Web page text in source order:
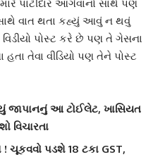
પાટીદાર આગેવાનો સાથે પણ
વાત થતા કહ્યું આવું ન થવું
વિડીયો પોસ્ટ કરે છે પણ તે ગેસના
તેવા વીડિયો પણ તેને પોસ્ટ
જાપાનનું આ ટોઈલેટ, ખાસિયત
! ચૂકવવો પડશે 18 ટકા GST,